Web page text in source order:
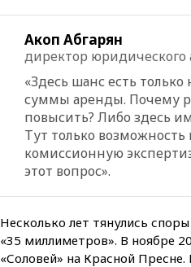
Акоп Абгарян
директор юридического
«Здесь шанс есть
суммы аренды. Почему
повысить? Либо здесь
Тут только
комиссионную
этот вопрос».
Несколько лет тянулись
«35 миллиметров». В ноябре
«Соловей» на Красной